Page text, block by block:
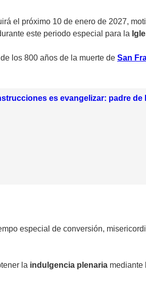
el próximo 10 de enero de 2027,
este periodo especial para la
los 800 años de la muerte de San
es evangelizar: padre de
especial de conversión,
la indulgencia plenaria mediante